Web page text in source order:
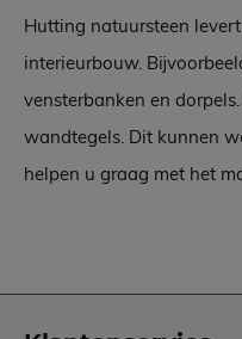
Hutting natuursteen
interieurbouw.
vensterbanken en
wandtegels. Dit kunnen
helpen u graag met het